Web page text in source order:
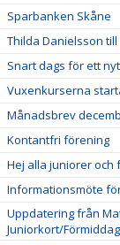
Sparbanken Skåne
Thilda Danielsson
Snart dags för ett
Vuxenkurserna
Månadsbrev
Kontantfri förening
Hej alla juniorer och
Informationsmöte
Uppdatering från
Juniorkort/